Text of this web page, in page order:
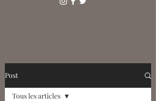
Post
Tous les articles